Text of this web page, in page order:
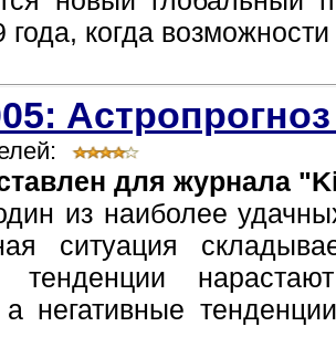
года, когда
для журнала
из наиболее
ситуация
тенденции
негативные